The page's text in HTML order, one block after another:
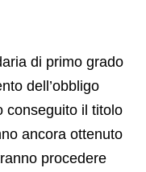
di primo grado
dell’obbligo
conseguito il titolo
ancora ottenuto
procedere